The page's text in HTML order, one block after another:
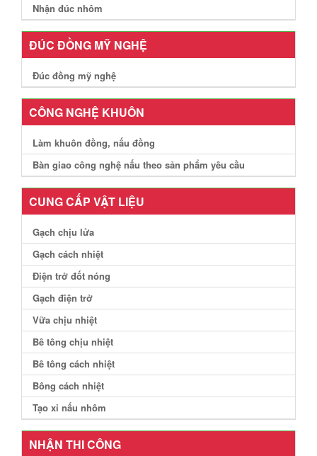
Nhận đúc nhôm
ĐÚC ĐỒNG MỸ NGHỆ
Đúc đồng mỹ nghệ
CÔNG NGHỆ KHUÔN
Làm khuôn đồng, nấu đồng
Bàn giao công nghệ nấu theo sản phẩm yêu cầu
CUNG CẤP VẬT LIỆU
Gạch chịu lửa
Gạch cách nhiệt
Điện trở đốt nóng
Gạch điện trở
Vữa chịu nhiệt
Bê tông chịu nhiệt
Bê tông cách nhiệt
Bông cách nhiệt
Tạo xỉ nấu nhôm
NHẬN THI CÔNG